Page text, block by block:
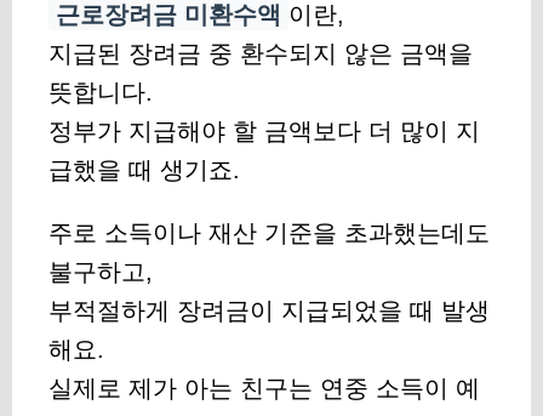
근로장려금 미환수액 이란,
지급된 장려금 중 환수되지 않은 금액을
뜻합니다.
정부가 지급해야 할 금액보다 더 많이 지
급했을 때 생기죠.
주로 소득이나 재산 기준을 초과했는데도
불구하고,
부적절하게 장려금이 지급되었을 때 발생
해요.
실제로 제가 아는 친구는 연중 소득이 예